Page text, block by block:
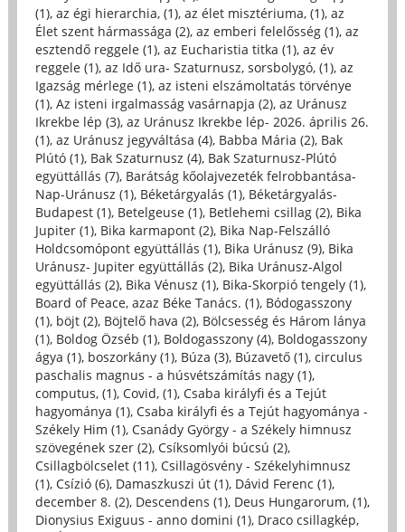
(1), az égi hierarchia, (1), az élet misztériuma, (1), az
Élet szent hármassága (2), az emberi felelősség (1), az
esztendő reggele (1), az Eucharistia titka (1), az év
reggele (1), az Idő ura- Szaturnusz, sorsbolygó, (1), az
Igazság mérlege (1), az isteni elszámoltatás törvénye
(1), Az isteni irgalmasság vasárnapja (2), az Uránusz
Ikrekbe lép (3), az Uránusz Ikrekbe lép- 2026. április 26.
(1), az Uránusz jegyváltása (4), Babba Mária (2), Bak
Plútó (1), Bak Szaturnusz (4), Bak Szaturnusz-Plútó
együttállás (7), Barátság kőolajvezeték felrobbantása-
Nap-Uránusz (1), Béketárgyalás (1), Béketárgyalás-
Budapest (1), Betelgeuse (1), Betlehemi csillag (2), Bika
Jupiter (1), Bika karmapont (2), Bika Nap-Felszálló
Holdcsomópont együttállás (1), Bika Uránusz (9), Bika
Uránusz- Jupiter együttállás (2), Bika Uránusz-Algol
együttállás (2), Bika Vénusz (1), Bika-Skorpió tengely (1),
Board of Peace, azaz Béke Tanács. (1), Bódogasszony
(1), böjt (2), Böjtelő hava (2), Bölcsesség és Három lánya
(1), Boldog Özséb (1), Boldogasszony (4), Boldogasszony
ágya (1), boszorkány (1), Búza (3), Búzavető (1), circulus
paschalis magnus - a húsvétszámítás nagy (1),
computus, (1), Covid, (1), Csaba királyfi és a Tejút
hagyománya (1), Csaba királyfi és a Tejút hagyománya -
Székely Him (1), Csanády György - a Székely himnusz
szövegének szer (2), Csíksomlyói búcsú (2),
Csillagbölcselet (11), Csillagösvény - Székelyhimnusz
(1), Csízió (6), Damaszkuszi út (1), Dávid Ferenc (1),
december 8. (2), Descendens (1), Deus Hungarorum, (1),
Dionysius Exiguus - anno domini (1), Draco csillagkép,